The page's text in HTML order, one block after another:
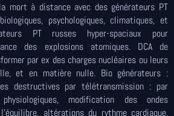
mort à distance avec des générateurs PT
psychologiques, climatiques, et
PT russes hyper-spaciaux pour
des explosions atomiques. DCA de
par ex des charges nucléaires ou leurs
et en matière nulle. Bio générateurs :
destructives par télétransmission : par
modification des ondes
altérations du rythme cardiaque,